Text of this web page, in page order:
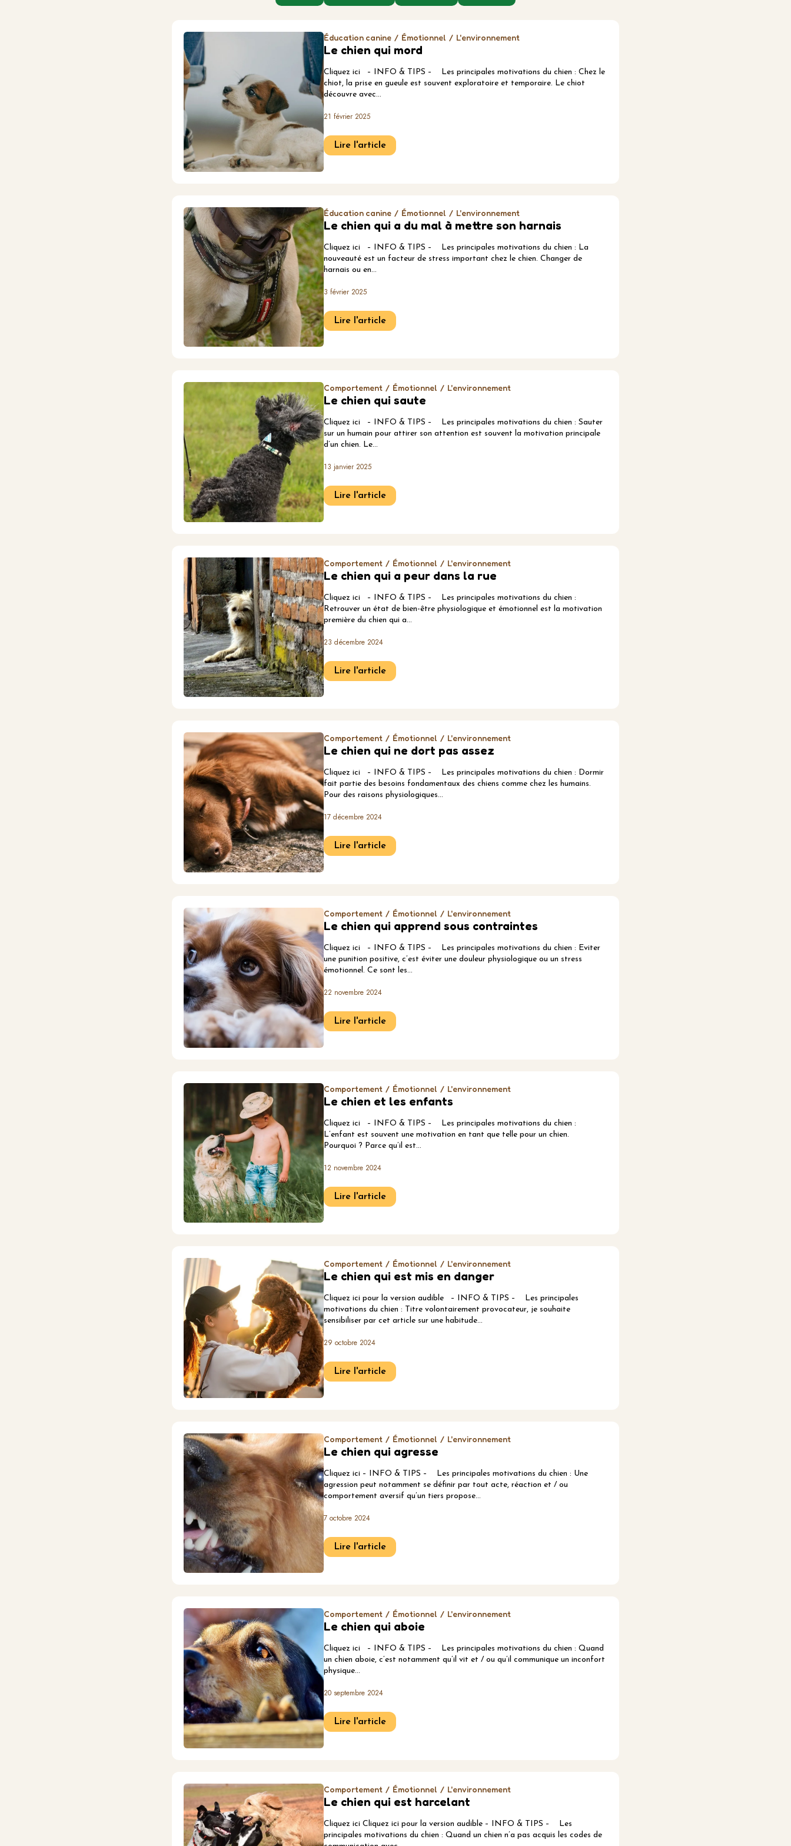
Le chien qui mord
21 février 2025
Éducation canine Émotionnel L'environnement
Cliquez ici – INFO & TIPS – Les principales motivations du chien : Chez le
chiot, la prise en gueule est souvent exploratoire et temporaire. Le chiot
découvre avec…
Lire l'article
Le chien qui a du mal à mettre son harnais
3 février 2025
Éducation canine Émotionnel L'environnement
Cliquez ici – INFO & TIPS – Les principales motivations du chien : La
nouveauté est un facteur de stress important chez le chien. Changer de
harnais ou en…
Lire l'article
Le chien qui saute
13 janvier 2025
Comportement Émotionnel L'environnement
Cliquez ici – INFO & TIPS – Les principales motivations du chien : Sauter
sur un humain pour attirer son attention est souvent la motivation principale
d’un chien. Le…
Lire l'article
Le chien qui a peur dans la rue
23 décembre 2024
Comportement Émotionnel L'environnement
Cliquez ici – INFO & TIPS – Les principales motivations du chien :
Retrouver un état de bien-être physiologique et émotionnel est la motivation
première du chien qui a…
Lire l'article
Le chien qui ne dort pas assez
17 décembre 2024
Comportement Émotionnel L'environnement
Cliquez ici – INFO & TIPS – Les principales motivations du chien : Dormir
fait partie des besoins fondamentaux des chiens comme chez les humains.
Pour des raisons physiologiques…
Lire l'article
Le chien qui apprend sous contraintes
22 novembre 2024
Comportement Émotionnel L'environnement
Cliquez ici – INFO & TIPS – Les principales motivations du chien : Eviter
une punition positive, c’est éviter une douleur physiologique ou un stress
émotionnel. Ce sont les…
Lire l'article
Le chien et les enfants
12 novembre 2024
Comportement Émotionnel L'environnement
Cliquez ici – INFO & TIPS – Les principales motivations du chien :
L’enfant est souvent une motivation en tant que telle pour un chien.
Pourquoi ? Parce qu’il est…
Lire l'article
Le chien qui est mis en danger
29 octobre 2024
Comportement Émotionnel L'environnement
Cliquez ici pour la version audible – INFO & TIPS – Les principales
motivations du chien : Titre volontairement provocateur, je souhaite
sensibiliser par cet article sur une habitude…
Lire l'article
Le chien qui agresse
7 octobre 2024
Comportement Émotionnel L'environnement
Cliquez ici – INFO & TIPS – Les principales motivations du chien : Une
agression peut notamment se définir par tout acte, réaction et / ou
comportement aversif qu’un tiers propose…
Lire l'article
Le chien qui aboie
20 septembre 2024
Comportement Émotionnel L'environnement
Cliquez ici – INFO & TIPS – Les principales motivations du chien : Quand
un chien aboie, c’est notamment qu’il vit et / ou qu’il communique un inconfort
physique…
Lire l'article
Le chien qui est harcelant
Comportement Émotionnel L'environnement
Cliquez ici Cliquez ici pour la version audible – INFO & TIPS – Les
principales motivations du chien : Quand un chien n’a pas acquis les codes de